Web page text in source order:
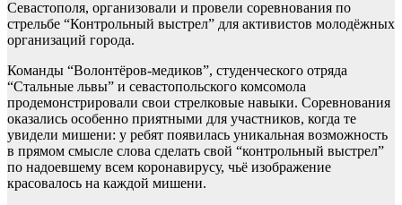
Севастополя, организовали и провели соревнования по
стрельбе “Контрольный выстрел” для активистов молодёжных
организаций города.
Команды “Волонтёров-медиков”, студенческого отряда
“Стальные львы” и севастопольского комсомола
продемонстрировали свои стрелковые навыки. Соревнования
оказались особенно приятными для участников, когда те
увидели мишени: у ребят появилась уникальная возможность
в прямом смысле слова сделать свой “контрольный выстрел”
по надоевшему всем коронавирусу, чьё изображение
красовалось на каждой мишени.